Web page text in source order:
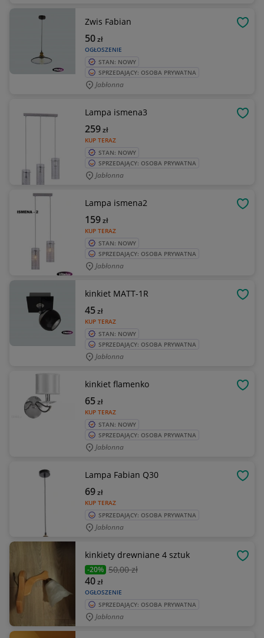
Zwis Fabian
OGŁOSZENIE
50zł
STAN: NOWY
SPRZEDAJĄCY: OSOBA PRYWATNA
Jabłonna
Lampa ismena3
KUP TERAZ
259zł
STAN: NOWY
SPRZEDAJĄCY: OSOBA PRYWATNA
Jabłonna
Lampa ismena2
KUP TERAZ
159zł
STAN: NOWY
SPRZEDAJĄCY: OSOBA PRYWATNA
Jabłonna
kinkiet MATT-1R
KUP TERAZ
45zł
STAN: NOWY
SPRZEDAJĄCY: OSOBA PRYWATNA
Jabłonna
kinkiet flamenko
KUP TERAZ
65zł
STAN: NOWY
SPRZEDAJĄCY: OSOBA PRYWATNA
Jabłonna
Lampa Fabian Q30
KUP TERAZ
69zł
SPRZEDAJĄCY: OSOBA PRYWATNA
Jabłonna
kinkiety drewniane 4 sztuk
-20% 50,00 zł
OGŁOSZENIE
40zł
SPRZEDAJĄCY: OSOBA PRYWATNA
Jabłonna